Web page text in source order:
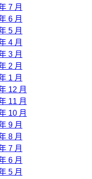
7 月
6 月
5 月
4 月
3 月
2 月
1 月
12 月
11 月
10 月
9 月
8 月
7 月
6 月
5 月